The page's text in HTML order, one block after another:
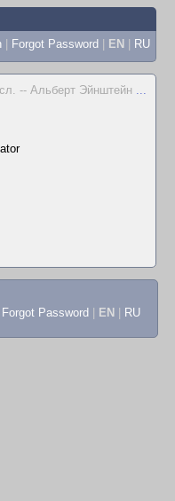
| Forgot Password | EN | RU
-- Альберт Эйнштейн ...
Forgot Password EN RU